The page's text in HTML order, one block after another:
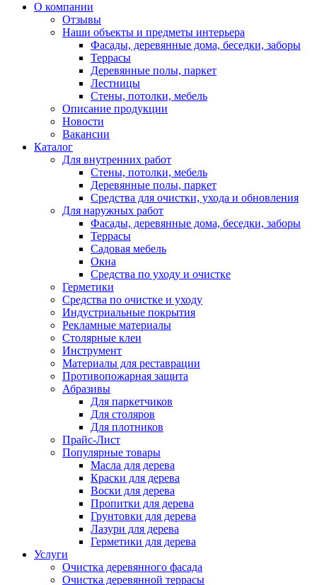
О компании
Отзывы
Наши объекты и предметы интерьера
Фасады, деревянные дома, беседки, заборы
Террасы
Деревянные полы, паркет
Лестницы
Стены, потолки, мебель
Описание продукции
Новости
Вакансии
Каталог
Для внутренних работ
Стены, потолки, мебель
Деревянные полы, паркет
Средства для очистки, ухода и обновления
Для наружных работ
Фасады, деревянные дома, беседки, заборы
Террасы
Садовая мебель
Окна
Средства по уходу и очистке
Герметики
Средства по очистке и уходу
Индустриальные покрытия
Рекламные материалы
Столярные клеи
Инструмент
Материалы для реставрации
Противопожарная защита
Абразивы
Для паркетчиков
Для столяров
Для плотников
Прайс-Лист
Популярные товары
Масла для дерева
Краски для дерева
Воски для дерева
Пропитки для дерева
Грунтовки для дерева
Лазури для дерева
Герметики для дерева
Услуги
Очистка деревянного фасада
Очистка деревянной террасы